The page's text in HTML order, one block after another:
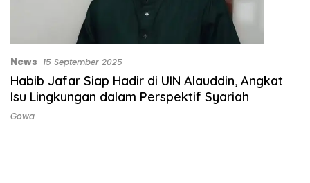
News 15 September 2025
Habib Jafar Siap Hadir di UIN Alauddin, Angkat
Isu Lingkungan dalam Perspektif Syariah
Gowa